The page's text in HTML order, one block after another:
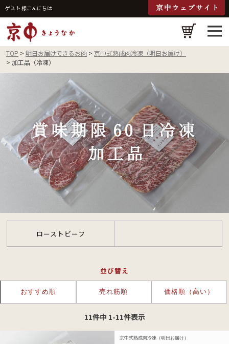
ゲスト 様こんにちは
TOP 明日お届けできるお肉
京中式熟成肉冷凍（明日お届け）
加工品（冷凍）
ローストビーフ
並び替え
おすすめ順 売れ筋順 価格順（高い）
11件中 1-11件表示
京中式熟成肉冷凍（明日お届け）